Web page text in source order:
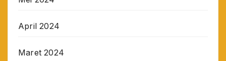
April 2024
Maret 2024